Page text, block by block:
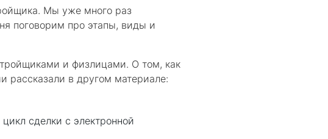
Мы уже много раз
поговорим про этапы, виды и
и физлицами. О том, как
рассказали в другом материале:
сделки с электронной